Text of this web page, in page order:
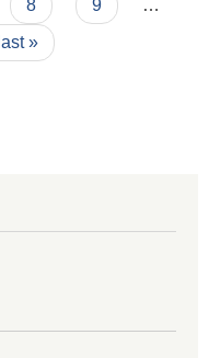
8 9
…
last »